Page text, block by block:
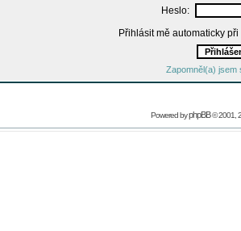
Heslo:
Přihlásit mě automaticky
Zapomněl(a) jsem
Powered byphpBB© 2001,